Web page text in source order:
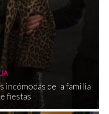
incómodas de la familia
fiestas